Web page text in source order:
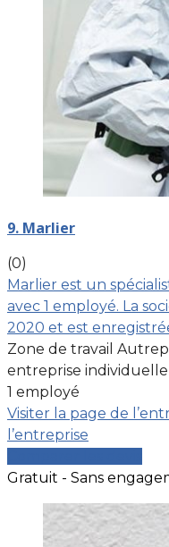
9. Marlier
(0)
Marlier est un
avec 1 employé. La
2020 et est
Zone de travail
entreprise individuelle
1 employé
Visiter la page de
l’entreprise
Gratuit - Sans